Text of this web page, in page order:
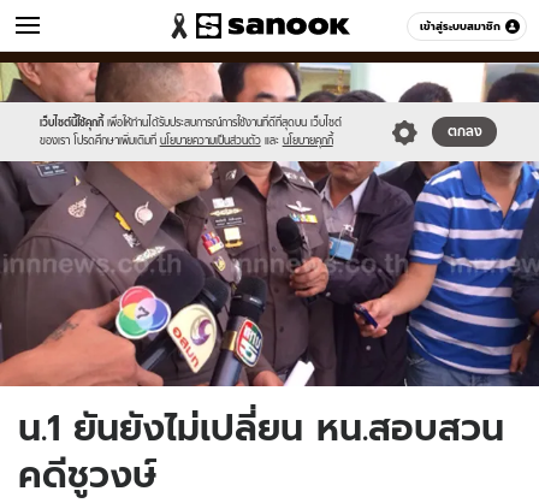
เข้าสู่ระบบสมาชิก
ข่าว หมวดอื่นๆ
เว็บไซต์นี้ใช้คุกกี้ เพื่อให้ท่านได้รับประสบการณ์การใช้งานที่ดีที่สุดบน เว็บไซต์
ของเรา โปรดศึกษาเพิ่มเติมที่ นโยบายความเป็นส่วนตัว และ นโยบายคุกกี้
ตกลง
Sanook
//s.isanook.com/sr/0/images/logo-
new-
sanook.png
600
60
//s.isanook.com/ns/0/ud/367/1838682/635444-
01.jpg
น.1 ยันยังไม่เปลี่ยน หน.สอบสวน
คดีชูวงษ์